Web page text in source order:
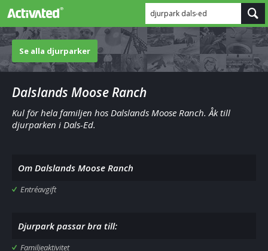
djurpark dals-ed
Se alla djurparker
Dalslands Moose Ranch
Kul för hela familjen hos Dalslands Moose Ranch. Åk till
djurparken i Dals-Ed.
Om Dalslands Moose Ranch
Entréavgift
Djurpark passar bra till:
Familjeaktivitet